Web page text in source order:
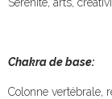
Chakra de base:
Colonne vertébrale,